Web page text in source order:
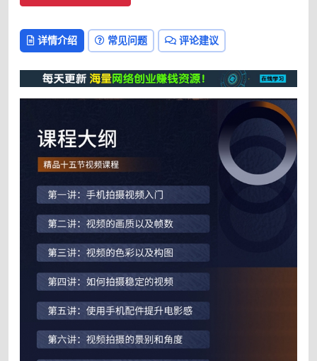
详情介绍 常见问题 评论建议